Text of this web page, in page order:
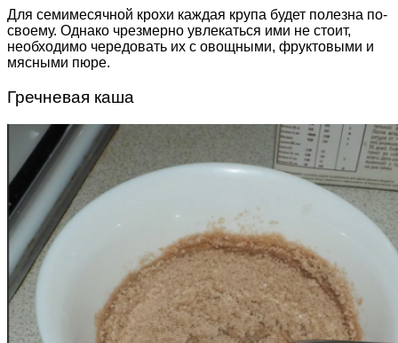
Для семимесячной крохи каждая крупа будет полезна по-
своему. Однако чрезмерно увлекаться ими не стоит,
необходимо чередовать их с овощными, фруктовыми и
мясными пюре.
Гречневая каша